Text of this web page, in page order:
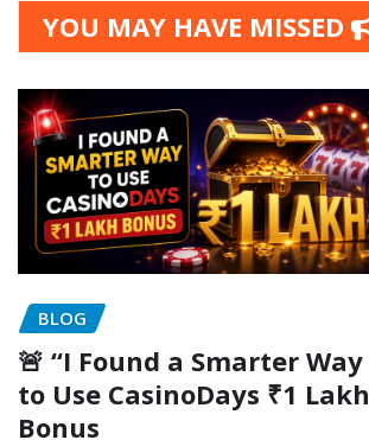
YOU MAY HAVE MISSED
BLOG
🚨 “I Found a Smarter Way
to Use CasinoDays ₹1 Lakh
Bonus